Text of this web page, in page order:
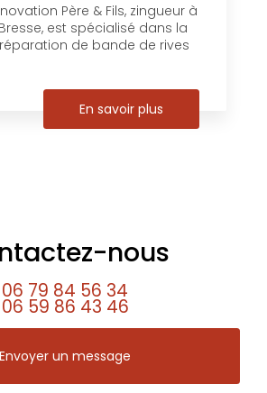
Père & Fils, zingueur à
est spécialisé dans la
de bande de rives
En savoir plus
nous
06 79 84 56 34
06 59 86 43 46
Envoyer un message